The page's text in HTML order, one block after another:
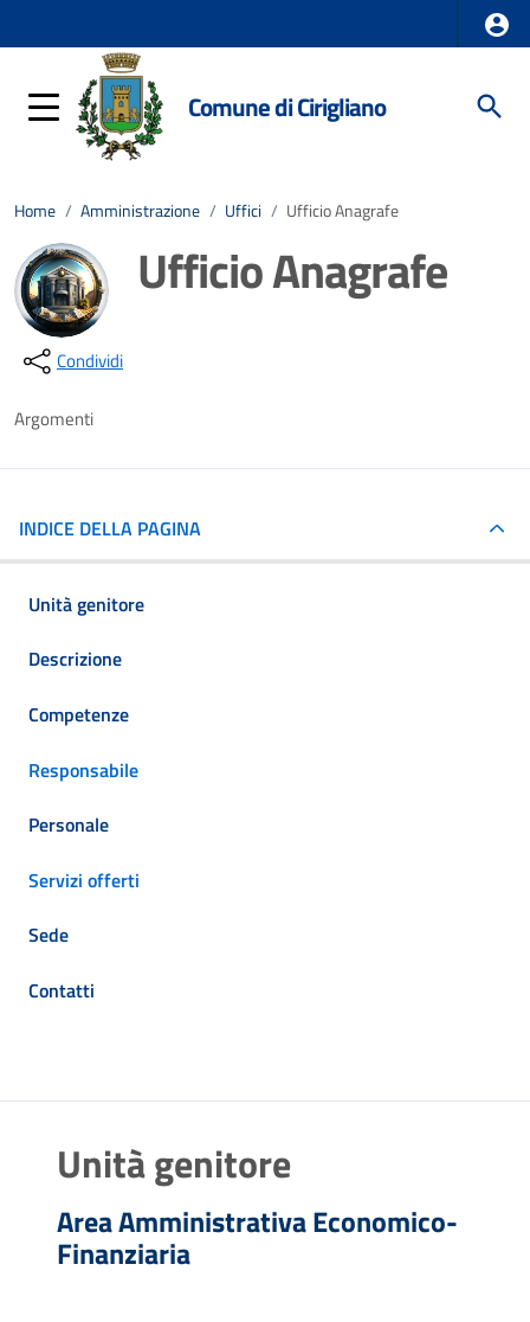
Comune di Cirigliano
Home / Amministrazione / Uffici / Ufficio Anagrafe
Ufficio Anagrafe
Condividi
Argomenti
INDICE DELLA PAGINA
Unità genitore
Descrizione
Competenze
Responsabile
Personale
Servizi offerti
Sede
Contatti
Unità genitore
Area Amministrativa Economico-
Finanziaria